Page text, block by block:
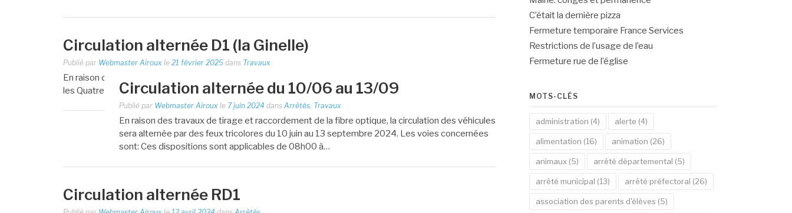
Circulation alternée D1 (la Ginelle)
Publié par Webmaster Airoux le21 février 2025 dans Travaux
En raison des travaux de tirage de la fibre optique, la circulation sera alternée sur la D1 entre Borde Neuve et
les Quatre Cussous du 03 mars au 06 juin 2025. Ci-dessous l’arrêté départemental et le plan de la zone…
Circulation alternée du 10/06 au 13/09
Publié par Webmaster Airoux le 7 juin 2024 dansArrêtés, Travaux
En raison des travaux de tirage et raccordement de la fibre optique, la circulation des véhicules
sera alternée par des feux tricolores du 10 juin au 13 septembre 2024. Les voies concernées
sont: Ces dispositions sont applicables de 08h00 à…
Circulation alternée RD1
C’était la dernière pizza
Fermeture temporaire France Services
Restrictions de l’usage de l’eau
Fermeture rue de l’église
MOTS-CLÉS
administration (4) alerte (4)
alimentation (16) animation (26)
animaux(5) arrêté départemental (5)
arrêté municipal (13) arrêté préfectoral (26)
association des parents d'élèves (5)